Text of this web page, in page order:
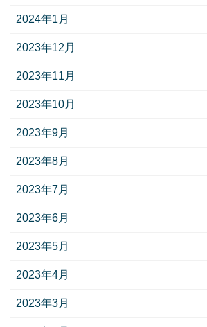
2024年1月
2023年12月
2023年11月
2023年10月
2023年9月
2023年8月
2023年7月
2023年6月
2023年5月
2023年4月
2023年3月